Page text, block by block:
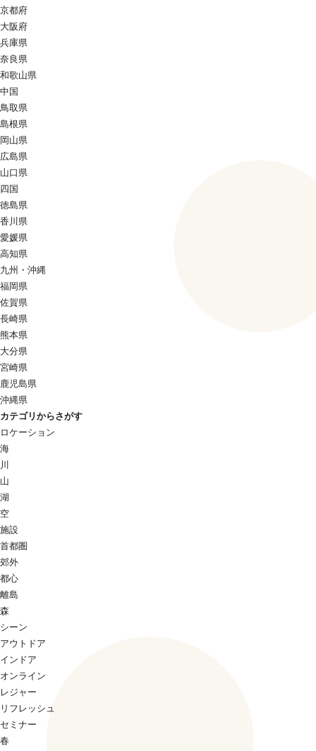
京都府
大阪府
兵庫県
奈良県
和歌山県
中国
鳥取県
島根県
岡山県
広島県
山口県
四国
徳島県
香川県
愛媛県
高知県
九州・沖縄
福岡県
佐賀県
長崎県
熊本県
大分県
宮崎県
鹿児島県
沖縄県
カテゴリからさがす
ロケーション
海
川
山
湖
空
施設
首都圏
郊外
都心
離島
森
シーン
アウトドア
インドア
オンライン
レジャー
リフレッシュ
セミナー
春